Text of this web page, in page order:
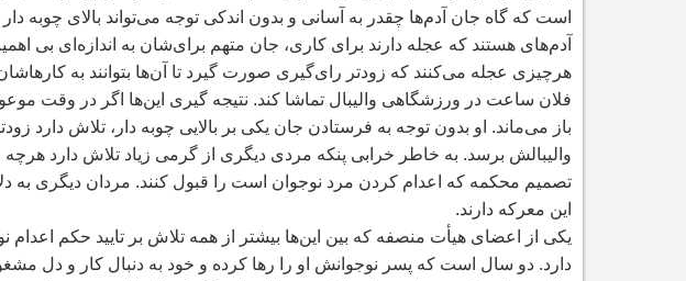
است که گاه جان آدمها چقدر به آسانی و بدون اندکی توجه میتواند بالای چوبه
آدمهای هستند که عجله دارند برای کاری، جان متهم برایشان به اندازه ای بی
هرچیزی عجله میکنند که زودتر رایگیری صورت گیرد تا آنها بتوانند به
فلان ساعت در ورزشگاهی والیبال تماشا کند. نتیجه گیری اینها اگر در وقت
باز میماند. او بدون توجه به فرستادن جان یکی بر بالایی چوبه دار، تلاش دارد
والیبالش برسد. به خاطر خرابی پنکه مردی دیگری از گرمی زیاد تلاش دارد هرچه
تصمیم محکمه که اعدام کردن مرد نوجوان است را قبول کنند. مردان دیگری به
این معرکه دارند.
یکی از اعضای هیأت منصفه که بین اینها بیشتر از همه تلاش بر تایید حکم
دارد. دو سال است که پسر نوجوانش او را رها کرده و خود به دنبال کار و دل